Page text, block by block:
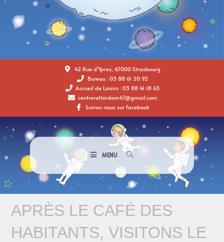
42 Rue d'Ypres, 67000 Strasbourg
Bureau : 03 88 61 20 92
Accueil de Loisirs : 03 88 41 18 63
centrerotterdam67@gmail.com
Suivez-nous sur Facebook
MENU
APRÈS LE CAFÉ DES
HABITANTS, VISITONS LE